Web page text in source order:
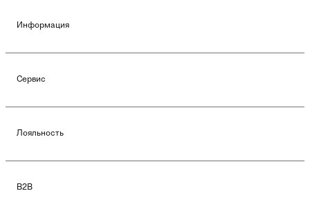
Информация
Сервис
Лояльность
B2B